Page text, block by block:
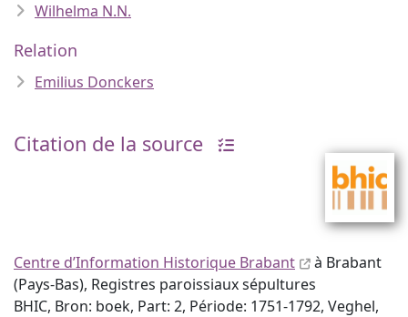
Wilhelma N.N.
Relation
Emilius Donckers
Citation de la source
Centre d’Information Historique Brabant
à Brabant
(Pays-Bas), Registres paroissiaux sépultures
BHIC, Bron: boek, Part: 2, Période: 1751-1792, Veghel,